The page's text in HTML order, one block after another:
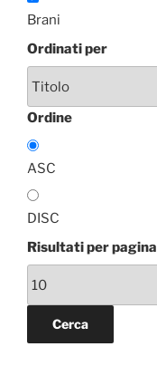
Brani
Ordinati per
Ordine
ASC
DISC
Risultati per pagina